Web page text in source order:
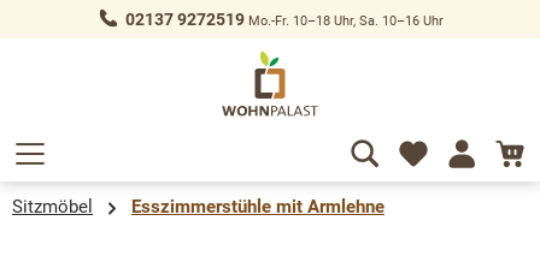
springen 02137 9272519Mo.-Fr. 10–18 Uhr, Sa. 10–16 Uhr
Sitzmöbel Esszimmerstühle mit Armlehne